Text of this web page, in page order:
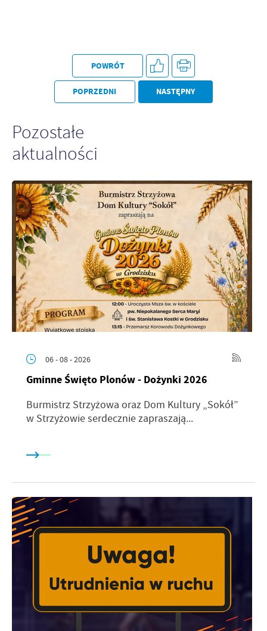
POWRÓT
POPRZEDNI NASTĘPNY
Pozostałe
aktualności
06 - 08 - 2026
Gminne Święto Plonów - Dożynki 2026
Burmistrz Strzyżowa oraz Dom Kultury „Sokół”
w Strzyżowie serdecznie zapraszają...